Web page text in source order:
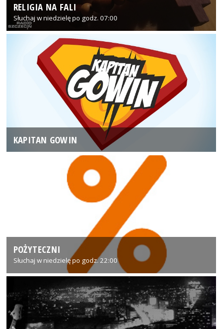
RELIGIA NA FALI
Słuchaj w niedzielę po godz. 07:00
KAPITAN GOWIN
POŻYTECZNI
Słuchaj w niedzielę po godz. 22:00